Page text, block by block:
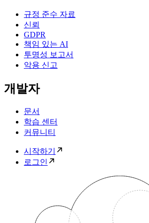
규정 준수 자료
신뢰
GDPR
책임 있는 AI
투명성 보고서
악용 신고
개발자
문서
학습 센터
커뮤니티
시작하기
로그인